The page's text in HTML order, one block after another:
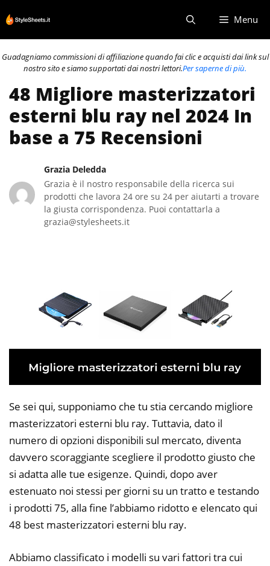
al
contenuto
Menu
Guadagniamo commissioni di affiliazione quando fai clic e acquisti dai link sul
nostro sito e siamo supportati dai nostri lettori.Per saperne di più.
48 Migliore masterizzatori
esterni blu ray nel 2024 In
base a 75 Recensioni
Grazia Deledda
Grazia è il nostro responsabile della ricerca sui
prodotti che lavora 24 ore su 24 per aiutarti a trovare
la giusta corrispondenza. Puoi contattarla a
grazia@stylesheets.it
Se sei qui, supponiamo che tu stia cercando migliore
masterizzatori esterni blu ray. Tuttavia, dato il
numero di opzioni disponibili sul mercato, diventa
davvero scoraggiante scegliere il prodotto giusto che
si adatta alle tue esigenze. Quindi, dopo aver
estenuato noi stessi per giorni su un tratto e testando
i prodotti 75, alla fine l’abbiamo ridotto e elencato qui
48 best masterizzatori esterni blu ray.
Abbiamo classificato i modelli su vari fattori tra cui